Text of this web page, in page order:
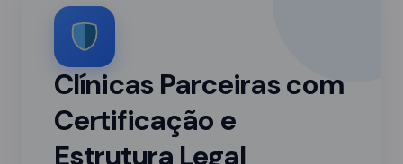
Clínicas Parceiras com
Certificação e
Estrutura Legal